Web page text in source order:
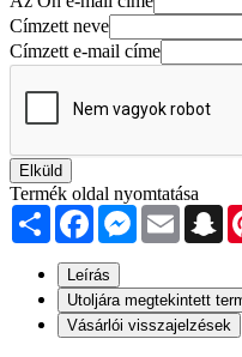
Címzett neve
Címzett e-mail címe
Elküld
Termék oldal nyomtatása
Share FacebookMessenger
Email
Leírás
Utoljára megtekintett
Vásárlói visszajelzések